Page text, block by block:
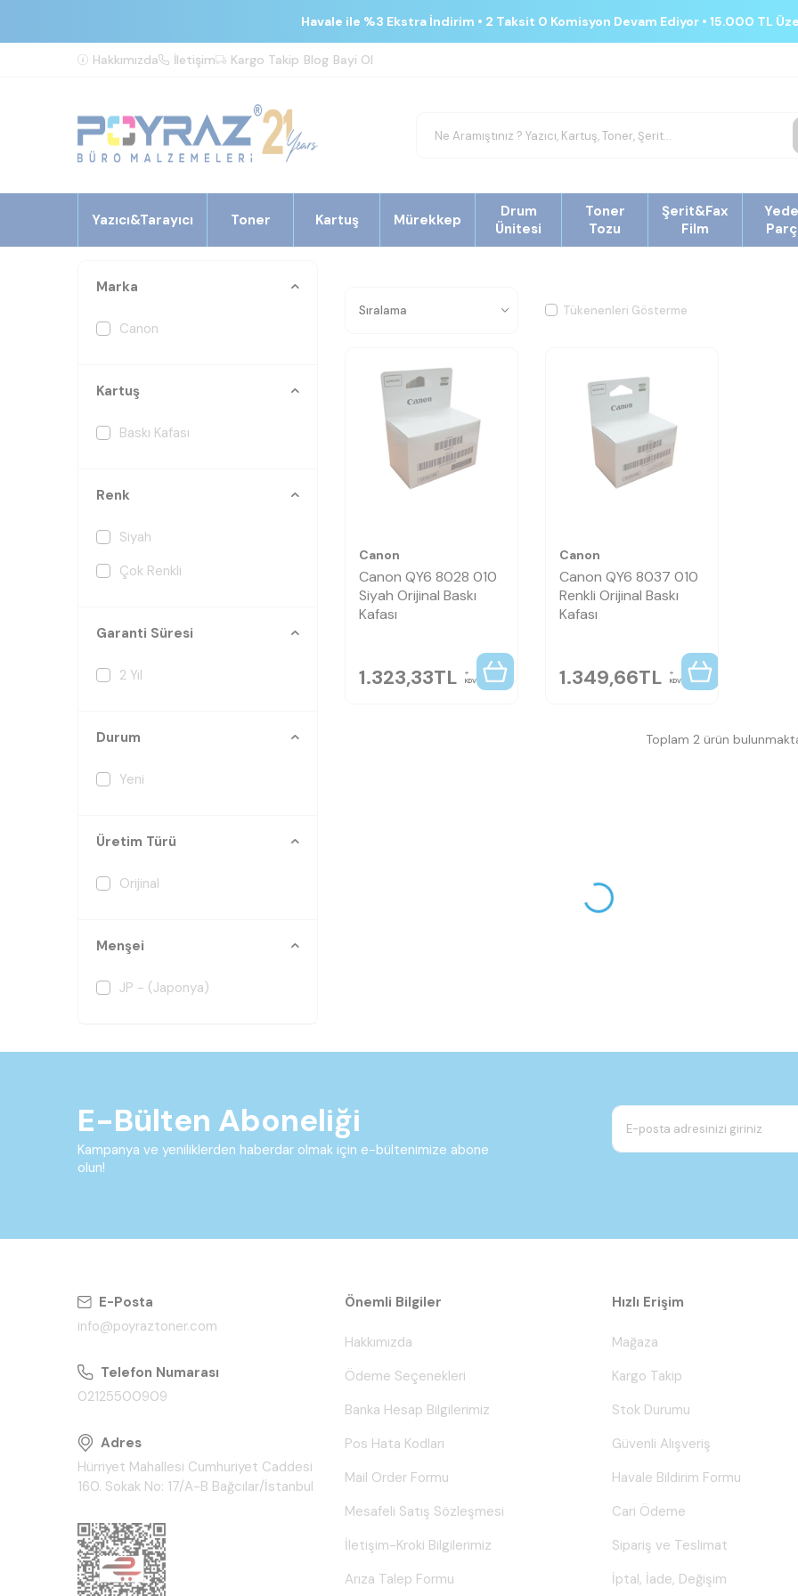
Havale ile %3 Ekstra İndirim • 2 Taksit 0 Komisyon Devam Ediyor • 15.000 TL
Hakkımızda İletişim Kargo Takip Blog Bayi Ol
Yazıcı&Tarayıcı Toner Kartuş Mürekkep
Drum
Ünitesi
Toner
Tozu
Şerit&Fax
Film
Marka
Canon
Kartuş
Baskı Kafası
Renk
Siyah
Çok Renkli
Garanti Süresi
2 Yıl
Durum
Yeni
Üretim Türü
Orijinal
Menşei
JP - (Japonya)
Tükenenleri Gösterme
Canon
Canon QY6 8028 010
Siyah Orijinal Baskı
Kafası
1.323,33TL KDV
Canon
Canon QY6 8037 010
Renkli Orijinal Baskı
Kafası
1.349,66TL KDV
Toplam 2 ürün
E-Bülten Aboneliği
Kampanya ve yeniliklerden haberdar olmak için e-bültenimize abone
olun!
E-Posta
info@poyraztoner.com
Telefon Numarası
02125500909
Adres
Hürriyet Mahallesi Cumhuriyet Caddesi
160. Sokak No: 17/A-B Bağcılar/İstanbul
Önemli Bilgiler
Hakkımızda
Ödeme Seçenekleri
Banka Hesap Bilgilerimiz
Pos Hata Kodları
Mail Order Formu
Mesafeli Satış Sözleşmesi
İletişim-Kroki Bilgilerimiz
Arıza Talep Formu
Hızlı Erişim
Mağaza
Kargo Takip
Stok Durumu
Güvenli Alışveriş
Havale Bildirim Formu
Cari Ödeme
Sipariş ve Teslimat
İptal, İade, Değişim